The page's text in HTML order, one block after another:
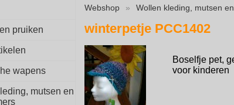
pruiken
wapens
mutsen en
Webshop » Wollen kleding, mutsen
winterpetje PCC1402
Boselfje pet,
voor kinderen